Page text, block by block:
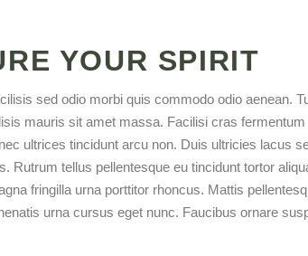
YOUR SPIRIT
sed odio morbi quis commodo odio aenean.
mauris sit amet massa. Facilisi cras
ultrices tincidunt arcu non. Duis ultricies lacus
Rutrum tellus pellentesque eu tincidunt tortor
fringilla urna porttitor rhoncus. Mattis
urna cursus eget nunc. Faucibus ornare